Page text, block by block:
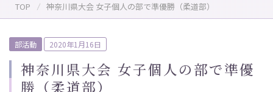
t
TOP 神奈川県大会 女子個人の部で準優勝（柔道部）
部活動
s
t
2020年1月16日
神奈川県大会 女子個人の部で準優
勝（柔道部）